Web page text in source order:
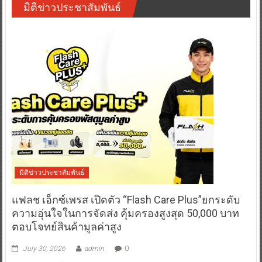
มิติข่าวประชาสัมพันธ์
มิติข่าวประชาสัมพันธ์
แฟลช เอ็กซ์เพรส เปิดตัว “Flash Care Plus”ยกระดับ
ความอุ่นใจในการจัดส่ง คุ้มครองสูงสุด 50,000 บาท
ตอบโจทย์สินค้ามูลค่าสูง
July 30, 2026 admin 0